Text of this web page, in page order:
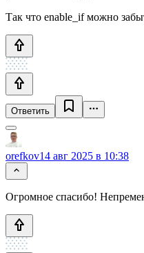
Так что enable_if можно
Ответить
orefkov14 авг 2025 в 10:38
Огромное спасибо!